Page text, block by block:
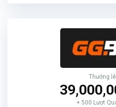
Thưởng
+ 500 Lượt